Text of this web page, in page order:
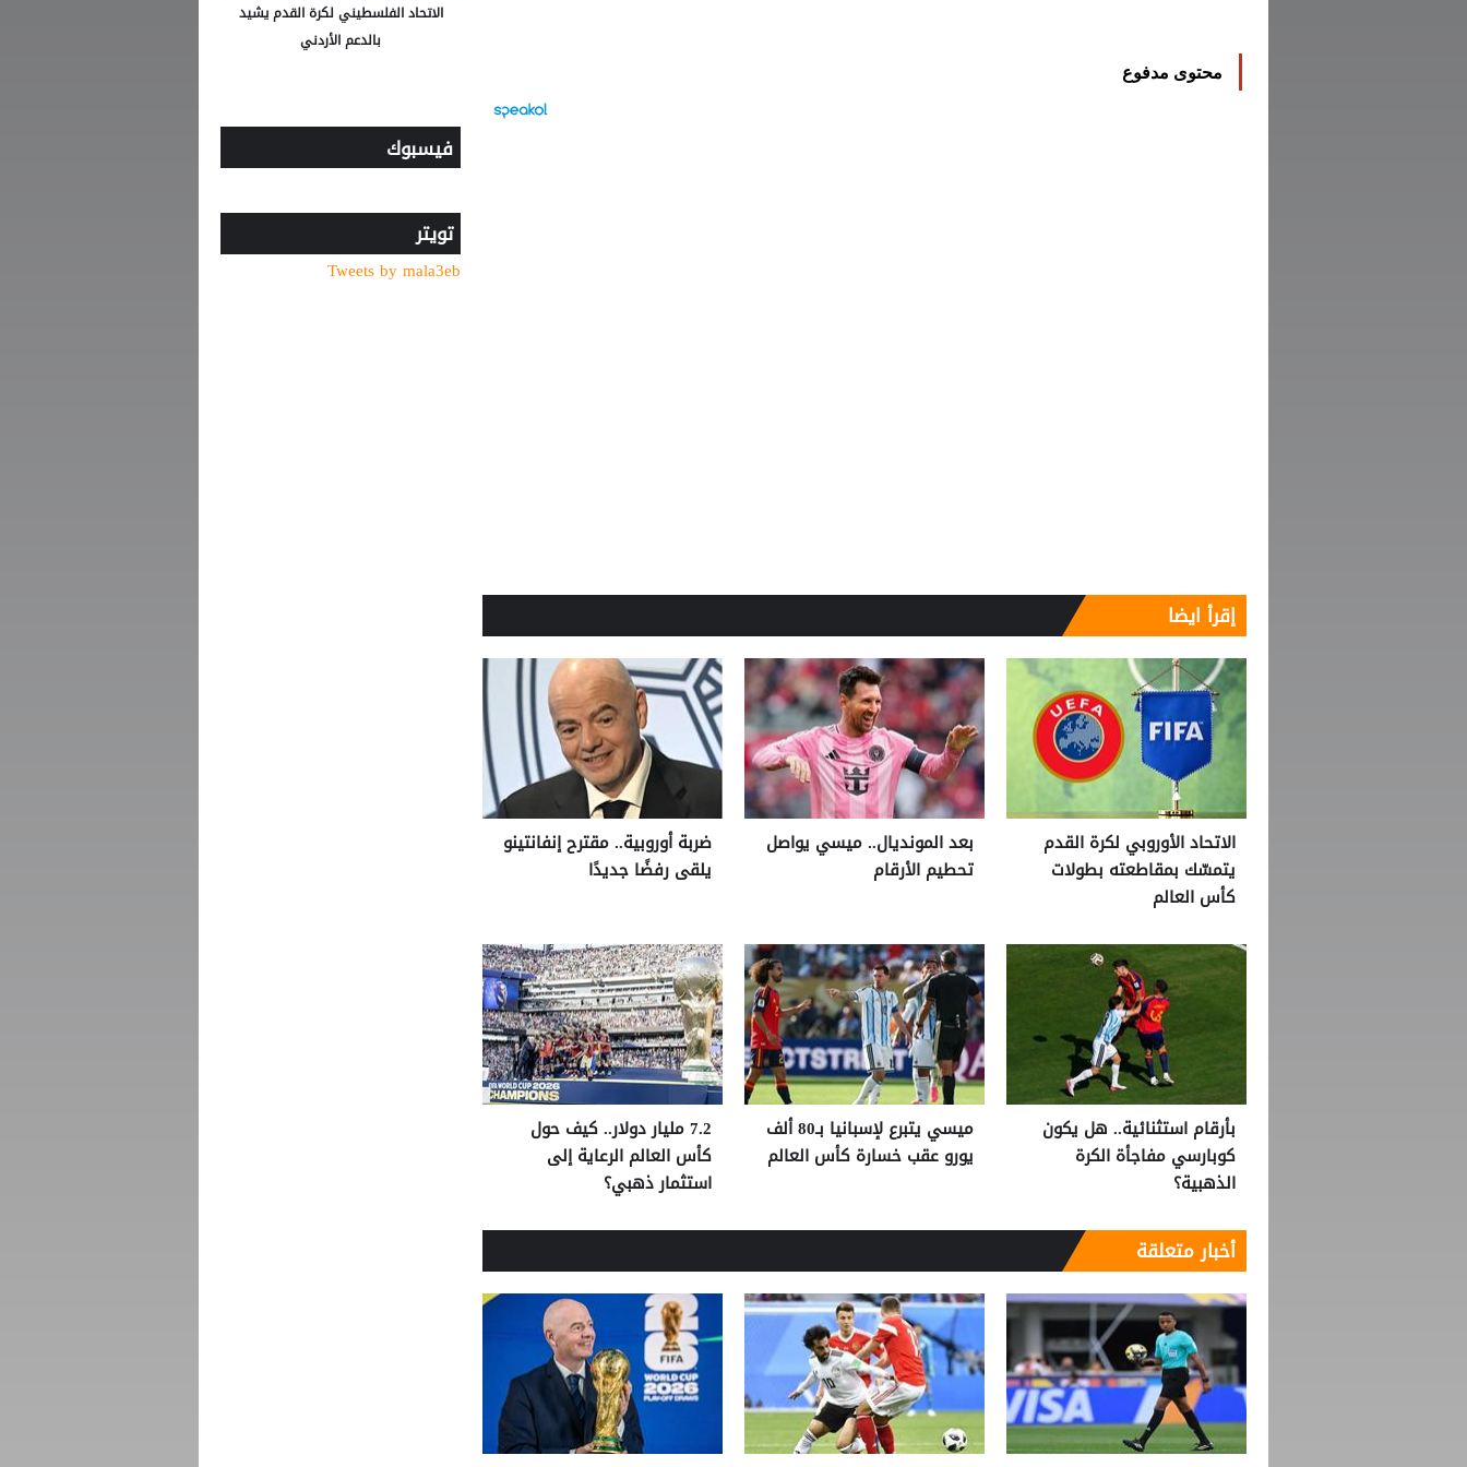
محتوى مدفوع
إقرأ ايضا
الاتحاد الأوروبي لكرة القدم
يتمسّك بمقاطعته بطولات
كأس العالم
بعد المونديال.. ميسي يواصل
تحطيم الأرقام
ضربة أوروبية.. مقترح إنفانتينو
يلقى رفضًا جديدًا
بأرقام استثنائية.. هل يكون
كوبارسي مفاجأة الكرة
الذهبية؟
ميسي يتبرع لإسبانيا بـ80 ألف
يورو عقب خسارة كأس العالم
7.2 مليار دولار.. كيف حول
كأس العالم الرعاية إلى
استثمار ذهبي؟
أخبار متعلقة
الاتحاد الفلسطيني لكرة القدم يشيد
بالدعم الأردني
فيسبوك
تويتر
Tweets by mala3eb